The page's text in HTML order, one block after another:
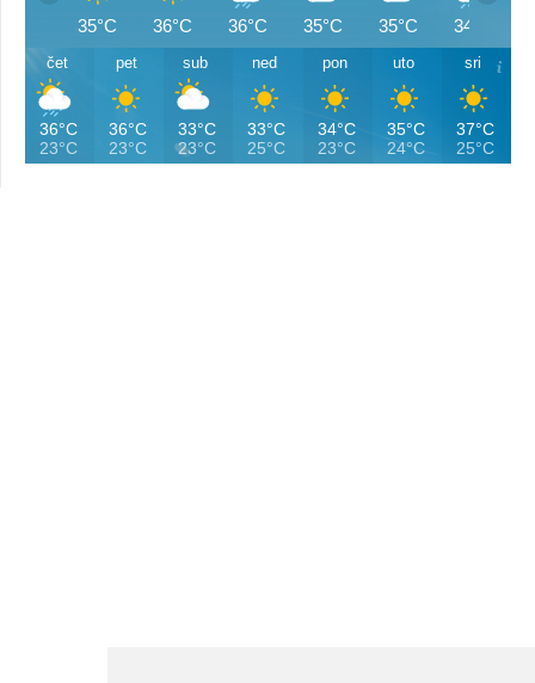
35°C 36°C 36°C 35°C 35°C 34°C
čet
36°C
23°C
pet
36°C
23°C
sub
33°C
23°C
ned
33°C
25°C
pon
34°C
23°C
uto
35°C
24°C
sri
37°C
25°C